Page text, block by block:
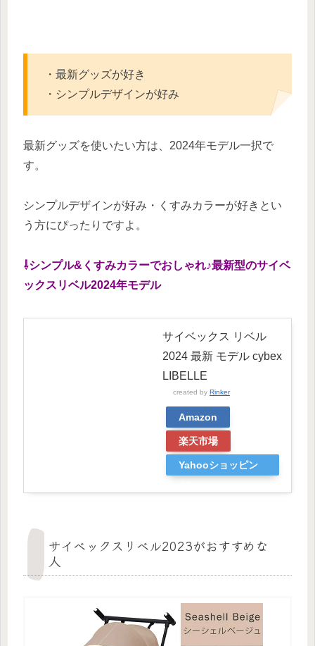
・最新グッズが好き
・シンプルデザインが好み
最新グッズを使いたい方は、2024年モデル一択で
す。
シンプルデザインが好み・くすみカラーが好きとい
う方にぴったりですよ。
⇩シンプル&くすみカラーでおしゃれ♪最新型のサイベ
ックスリベル2024年モデル
サイベックス リベル
2024 最新 モデル cybex
LIBELLE
created by Rinker
Amazon
楽天市場
Yahooショッピン
サイベックスリベル2023がおすすめな
人